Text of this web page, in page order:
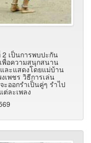
เป็นการพบปะกัน
พื่อความสนุกสนาน
ละแสดงโดยแม่บ้าน
เพชร วิธีการเล่น
ออกรำเป็นคู่ๆ รำไป
ละเพลง